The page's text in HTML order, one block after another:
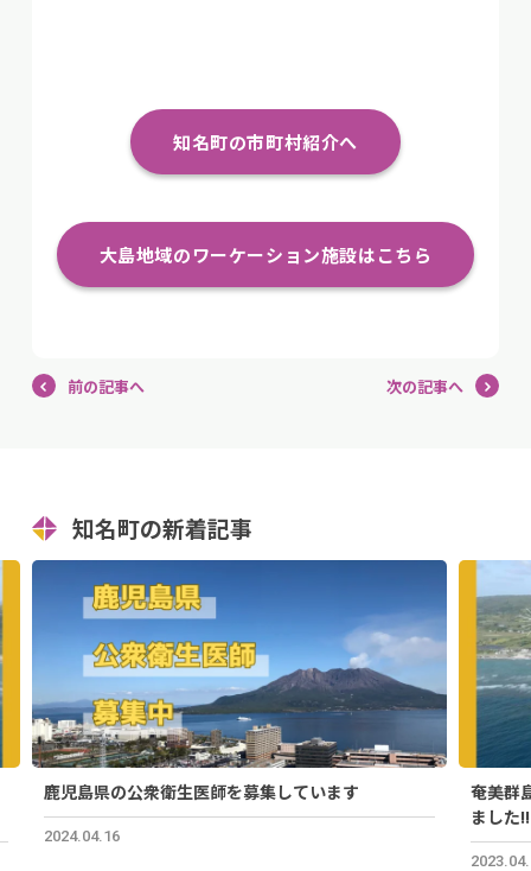
知名町の市町村紹介へ
大島地域のワーケーション施設はこちら
前の記事へ 次の記事へ
知名町の新着記事
鹿児島県の公衆衛生医師を募集しています
2024.04.16
奄美群
ました